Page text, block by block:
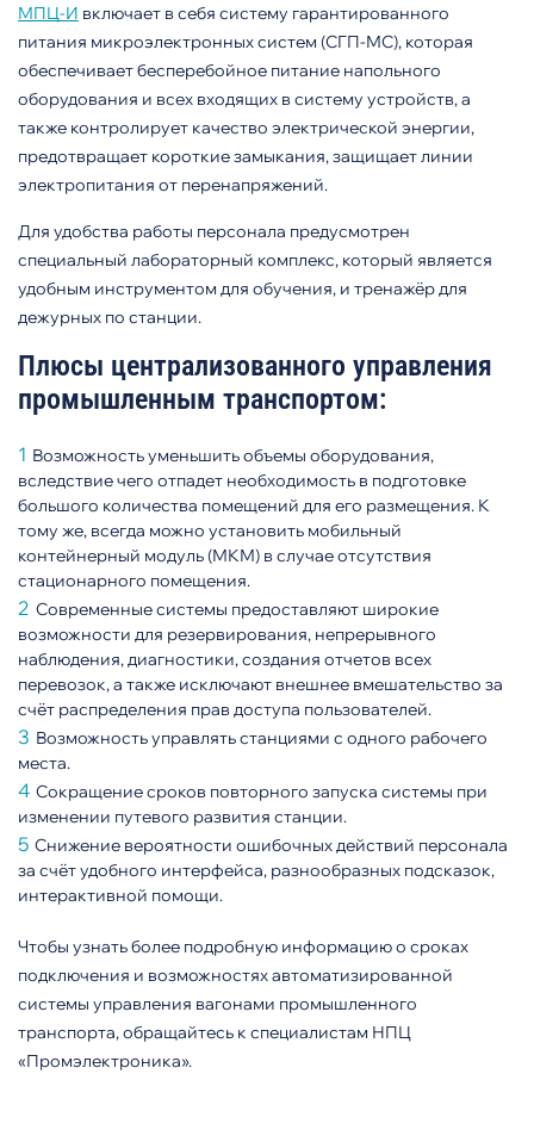
МПЦ-И включает в себя систему гарантированного
питания микроэлектронных систем (СГП-МС), которая
обеспечивает бесперебойное питание напольного
оборудования и всех входящих в систему устройств, а
также контролирует качество электрической энергии,
предотвращает короткие замыкания, защищает линии
электропитания от перенапряжений.
Для удобства работы персонала предусмотрен
специальный лабораторный комплекс, который является
удобным инструментом для обучения, и тренажёр для
дежурных по станции.
Плюсы централизованного управления
промышленным транспортом:
Возможность уменьшить объемы оборудования,
вследствие чего отпадет необходимость в подготовке
большого количества помещений для его размещения. К
тому же, всегда можно установить мобильный
контейнерный модуль (МКМ) в случае отсутствия
стационарного помещения.
Современные системы предоставляют широкие
возможности для резервирования, непрерывного
наблюдения, диагностики, создания отчетов всех
перевозок, а также исключают внешнее вмешательство за
счёт распределения прав доступа пользователей.
Возможность управлять станциями с одного рабочего
места.
Сокращение сроков повторного запуска системы при
изменении путевого развития станции.
Снижение вероятности ошибочных действий персонала
за счёт удобного интерфейса, разнообразных подсказок,
интерактивной помощи.
Чтобы узнать более подробную информацию о сроках
подключения и возможностях автоматизированной
системы управления вагонами промышленного
транспорта, обращайтесь к специалистам НПЦ
«Промэлектроника».